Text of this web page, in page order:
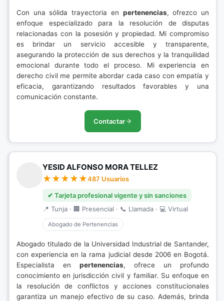
Con una sólida trayectoria en pertenencias, ofrezco un
enfoque especializado para la resolución de disputas
relacionadas con la posesión y propiedad. Mi compromiso
es brindar un servicio accesible y transparente,
asegurando la protección de sus derechos y la tranquilidad
emocional durante todo el proceso. Mi experiencia en
derecho civil me permite abordar cada caso con empatía y
eficacia, garantizando resultados favorables y una
comunicación constante.
Contactar
YESID ALFONSO MORA TELLEZ
487 Usuarios
✔ Tarjeta profesional vigente y sin sanciones
📍 Tunja · 🏢 Presencial · 📞 Llamada · 💻 Virtual
Abogado de Pertenencias
Abogado titulado de la Universidad Industrial de Santander,
con experiencia en la rama judicial desde 2006 en Bogotá.
Especialista en pertenencias, ofrece un profundo
conocimiento en jurisdicción civil y familiar. Su enfoque en
la resolución de conflictos y acciones constitucionales
garantiza un manejo efectivo de su caso. Además, brinda